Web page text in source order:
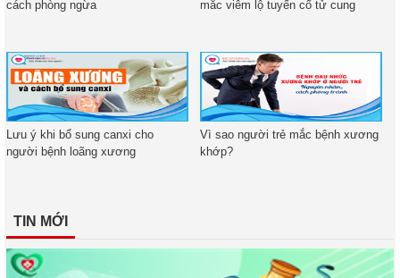
cách phòng ngừa mắc viêm lộ tuyến cổ tử cung
Lưu ý khi bổ sung canxi cho
người bệnh loãng xương
Vì sao người trẻ mắc bệnh xương
khớp?
TIN MỚI